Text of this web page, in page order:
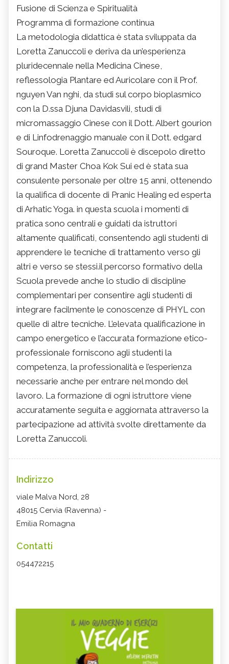
Fusione di Scienza e Spiritualità
Programma di formazione continua
La metodologia didattica è stata sviluppata da
Loretta Zanuccoli e deriva da un’esperienza
pluridecennale nella Medicina Cinese,
reflessologia Plantare ed Auricolare con il Prof.
nguyen Van nghi, da studi sul corpo bioplasmico
con la D.ssa Djuna Davidasvili, studi di
micromassaggio Cinese con il Dott. Albert gourion
e di Linfodrenaggio manuale con il Dott. edgard
Souroque. Loretta Zanuccoli è discepolo diretto
di grand Master Choa Kok Sui ed è stata sua
consulente personale per oltre 15 anni, ottenendo
la qualifica di docente di Pranic Healing ed esperta
di Arhatic Yoga. in questa scuola i momenti di
pratica sono centrali e guidati da istruttori
altamente qualificati, consentendo agli studenti di
apprendere le tecniche di trattamento verso gli
altri e verso se stessi.il percorso formativo della
Scuola prevede anche lo studio di discipline
complementari per consentire agli studenti di
integrare facilmente le conoscenze di PHYL con
quelle di altre tecniche. L’elevata qualificazione in
campo energetico e l’accurata formazione etico-
professionale forniscono agli studenti la
competenza, la professionalità e l’esperienza
necessarie anche per entrare nel mondo del
lavoro. La formazione di ogni istruttore viene
accuratamente seguita e aggiornata attraverso la
partecipazione ad attività svolte direttamente da
Loretta Zanuccoli.
Indirizzo
viale Malva Nord, 28
48015 Cervia (Ravenna) -
Emilia Romagna
Contatti
054472215